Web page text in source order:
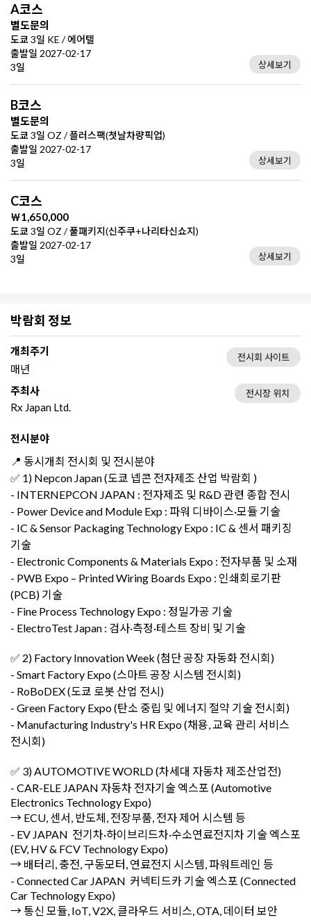
A코스
별도문의
도쿄 3일 KE / 에어텔
출발일 2027-02-17
3일
상세보기
B코스
별도문의
도쿄 3일 OZ / 플러스팩(첫날차량픽업)
출발일 2027-02-17
3일
상세보기
C코스
￦1,650,000
도쿄 3일 OZ / 풀패키지(신주쿠+나리타신쇼지)
출발일 2027-02-17
3일
상세보기
박람회 정보
개최주기
매년
전시회 사이트
주최사
Rx Japan Ltd.
전시장 위치
전시분야
📍 동시개최 전시회 및 전시분야
✅ 1) Nepcon Japan (도쿄 넵콘 전자제조 산업 박람회 )
- INTERNEPCON JAPAN : 전자제조 및 R&D 관련 종합 전시
- Power Device and Module Exp : 파워 디바이스·모듈 기술
- IC & Sensor Packaging Technology Expo : IC & 센서 패키징
기술
- Electronic Components & Materials Expo : 전자부품 및 소재
- PWB Expo – Printed Wiring Boards Expo : 인쇄회로기판
(PCB) 기술
- Fine Process Technology Expo : 정밀가공 기술
- ElectroTest Japan : 검사·측정·테스트 장비 및 기술
✅ 2) Factory Innovation Week (첨단 공장 자동화 전시회)
- Smart Factory Expo (스마트 공장 시스템 전시회)
- RoBoDEX (도쿄 로봇 산업 전시)
- Green Factory Expo (탄소 중립 및 에너지 절약 기술 전시회)
- Manufacturing Industry's HR Expo (채용, 교육 관리 서비스
전시회)
✅ 3) AUTOMOTIVE WORLD (차세대 자동차 제조산업전)
- CAR-ELE JAPAN 자동차 전자기술 엑스포 (Automotive
Electronics Technology Expo)
→ ECU, 센서, 반도체, 전장부품, 전자 제어 시스템 등
- EV JAPAN 전기차·하이브리드차·수소연료전지차 기술 엑스포
(EV, HV & FCV Technology Expo)
→ 배터리, 충전, 구동모터, 연료전지 시스템, 파워트레인 등
- Connected Car JAPAN 커넥티드카 기술 엑스포 (Connected
Car Technology Expo)
→ 통신 모듈, IoT, V2X, 클라우드 서비스, OTA, 데이터 보안